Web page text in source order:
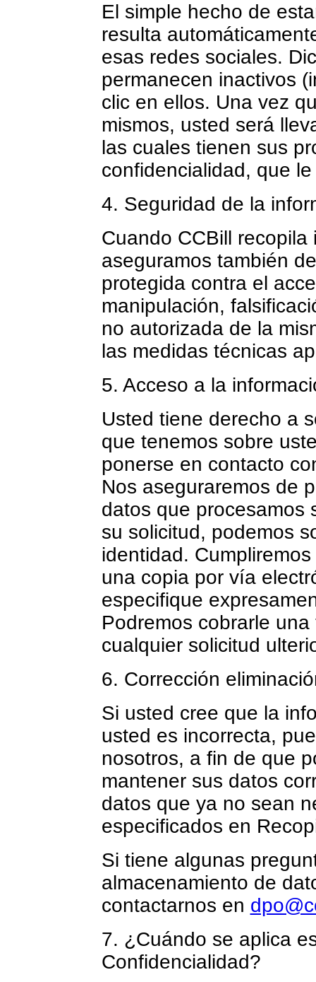
El simple hecho de
resulta
esas redes sociales.
permanecen inactivos
clic en ellos. Una vez
mismos, usted será
las cuales tienen sus
confidencialidad, que
4. Seguridad de la
Cuando CCBill
aseguramos también
protegida contra el
manipulación,
no autorizada de la
las medidas técnicas
5. Acceso a la
Usted tiene derecho a
que tenemos sobre
ponerse en contacto
Nos aseguraremos de
datos que procesamos
su solicitud, podemos
identidad.
una copia por vía
especifique
Podremos cobrarle
cualquier solicitud
6. Corrección
Si usted cree que la
usted es incorrecta,
nosotros, a fin de que
mantener sus datos
datos que ya no sean
especificados en
Si tiene algunas
almacenamiento de
contactarnos en
7. ¿Cuándo se aplica
Confidencialidad?